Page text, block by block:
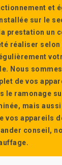
et
sur le
prestation un
réaliser selon
Nous
de vos
le ramonage
mais
appareils
conseil,